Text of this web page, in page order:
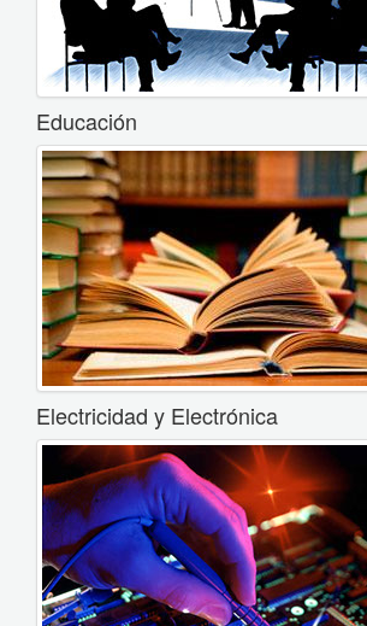
Educación
Electricidad y Electrónica